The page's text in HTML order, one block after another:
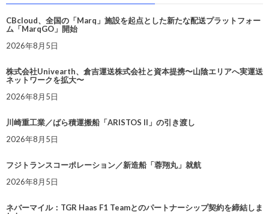
CBcloud、全国の「Marq」施設を起点とした新たな配送プラットフォー
ム「MarqGO」開始
2026年8月5日
株式会社Univearth、倉吉運送株式会社と資本提携〜山陰エリアへ実運送
ネットワークを拡大〜
2026年8月5日
川崎重工業／ばら積運搬船「ARISTOS II」の引き渡し
2026年8月5日
フジトランスコーポレーション／新造船「蓉翔丸」就航
2026年8月5日
ネバーマイル：TGR Haas F1 Teamとのパートナーシップ契約を締結しま